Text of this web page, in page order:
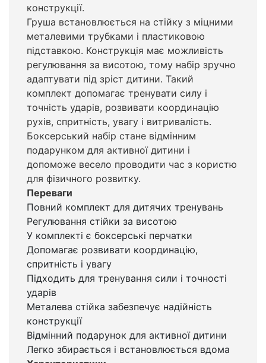
конструкції.
Груша встановлюється на стійку з міцними
металевими трубками і пластиковою
підставкою. Конструкція має можливість
регулювання за висотою, тому набір зручно
адаптувати під зріст дитини. Такий
комплект допомагає тренувати силу і
точність ударів, розвивати координацію
рухів, спритність, увагу і витривалість.
Боксерський набір стане відмінним
подарунком для активної дитини і
допоможе весело проводити час з користю
для фізичного розвитку.
Переваги
Повний комплект для дитячих тренувань
Регулювання стійки за висотою
У комплекті є боксерські перчатки
Допомагає розвивати координацію,
спритність і увагу
Підходить для тренування сили і точності
ударів
Металева стійка забезпечує надійність
конструкції
Відмінний подарунок для активної дитини
Легко збирається і встановлюється вдома